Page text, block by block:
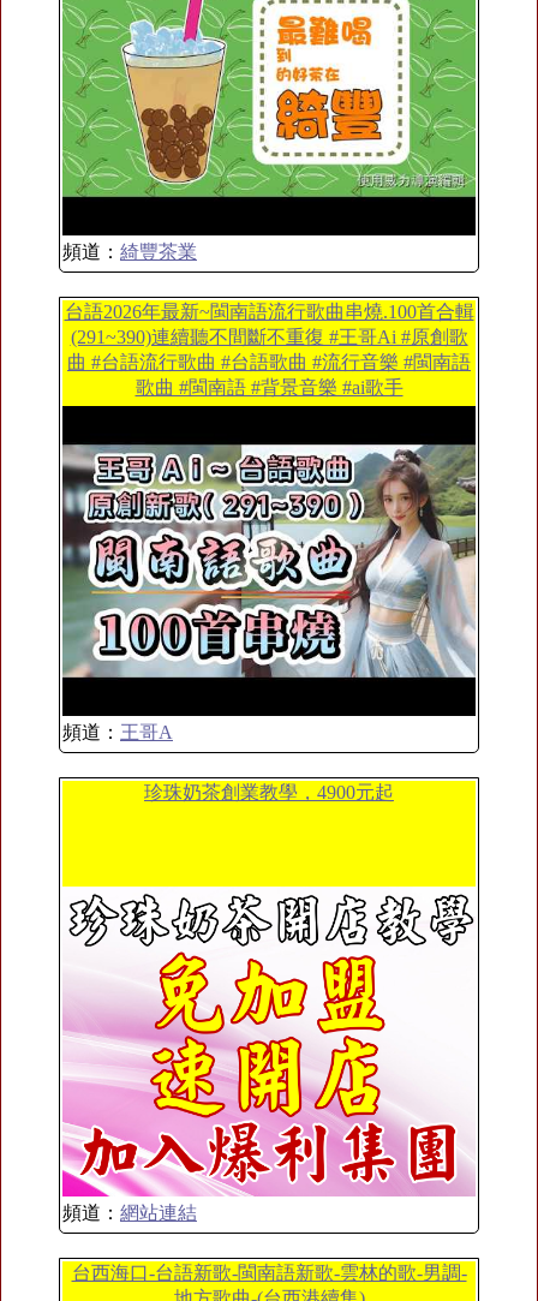
頻道： 綺豐茶業
台語2026年最新~閩南語流行歌曲串燒.100首合輯
(291~390)連續聽不間斷不重復 #王哥Ai #原創歌
曲 #台語流行歌曲 #台語歌曲 #流行音樂 #閩南語
歌曲 #閩南語 #背景音樂 #ai歌手
頻道： 王哥A
珍珠奶茶創業教學，4900元起
頻道： 網站連結
台西海口-台語新歌-閩南語新歌-雲林的歌-男調-